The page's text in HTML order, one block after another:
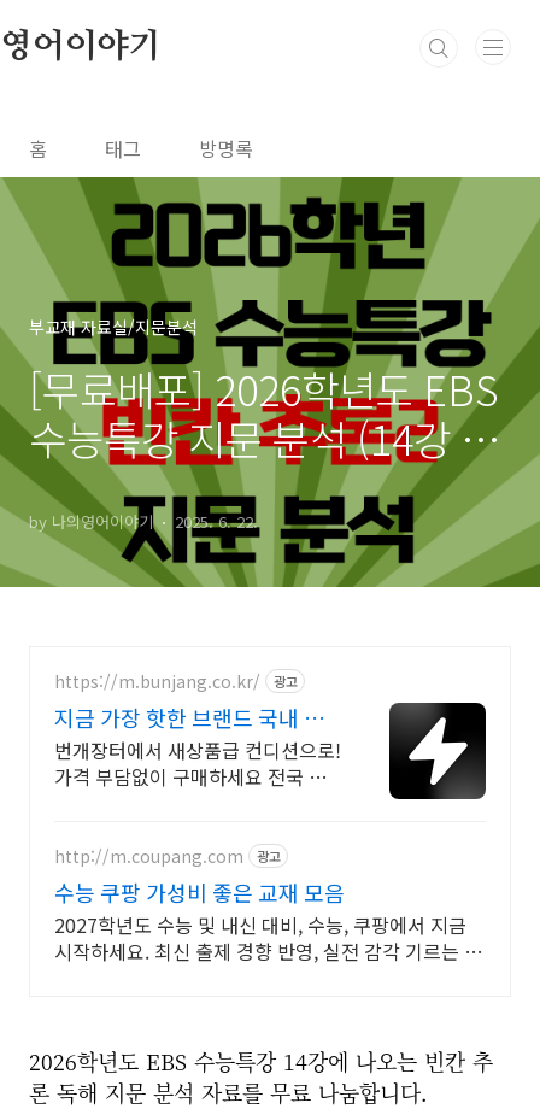
영어이야기
홈 태그 방명록
부교재 자료실/지문분석
[무료배포] 2026학년도 EBS
수능특강 지문 분석 (14강 빈
칸 추론2)
by 나의영어이야기 2025. 6. 22.
https://m.bunjang.co.kr/ 광고
지금 가장 핫한 브랜드 국내 최
대 브랜드 중고거래
번개장터에서 새상품급 컨디션으로!
가격 부담없이 구매하세요 전국 각
드
http://m.coupang.com 광고
수능 쿠팡 가성비 좋은 교재 모음
2027학년도 수능 및 내신 대비, 수능, 쿠팡에서 지금
시작하세요. 최신 출제 경향 반영, 실전 감각 기르는 교
2026학년도 EBS 수능특강 14강에 나오는 빈칸 추
론 독해 지문 분석 자료를 무료 나눔합니다.